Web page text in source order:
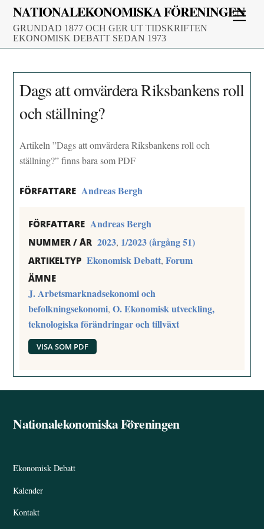
Skip
content
NATIONALEKONOMISKA FÖRENINGEN
GRUNDAD 1877 OCH GER UT TIDSKRIFTEN
EKONOMISK DEBATT SEDAN 1973
Dags att omvärdera Riksbankens roll
och ställning?
Artikeln ”Dags att omvärdera Riksbankens roll och
ställning?” finns bara som PDF
FÖRFATTARE Andreas Bergh
FÖRFATTARE Andreas Bergh
NUMMER / ÅR 2023, 1/2023 (årgång 51)
ARTIKELTYP Ekonomisk Debatt,Forum
ÄMNE
J. Arbetsmarknadsekonomi och
befolkningsekonomi,O. Ekonomisk utveckling,
teknologiska förändringar och tillväxt
VISA SOM PDF
Back
Nationalekonomiska Föreningen
Ekonomisk Debatt
Kalender
Kontakt